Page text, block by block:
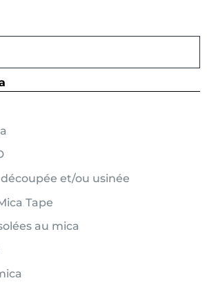
et/ou usinée
Tape
au mica